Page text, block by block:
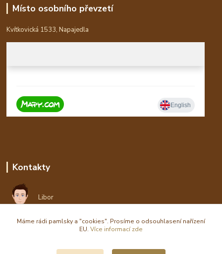
Místo osobního převzetí
Kvítkovická 1533, Napajedla
Kontakty
Libor
eshop(zavináč)waldi.cz
Máme rádi pamlsky a "cookies". Prosíme o odsouhlasení nařízení
EU. Více informací zde